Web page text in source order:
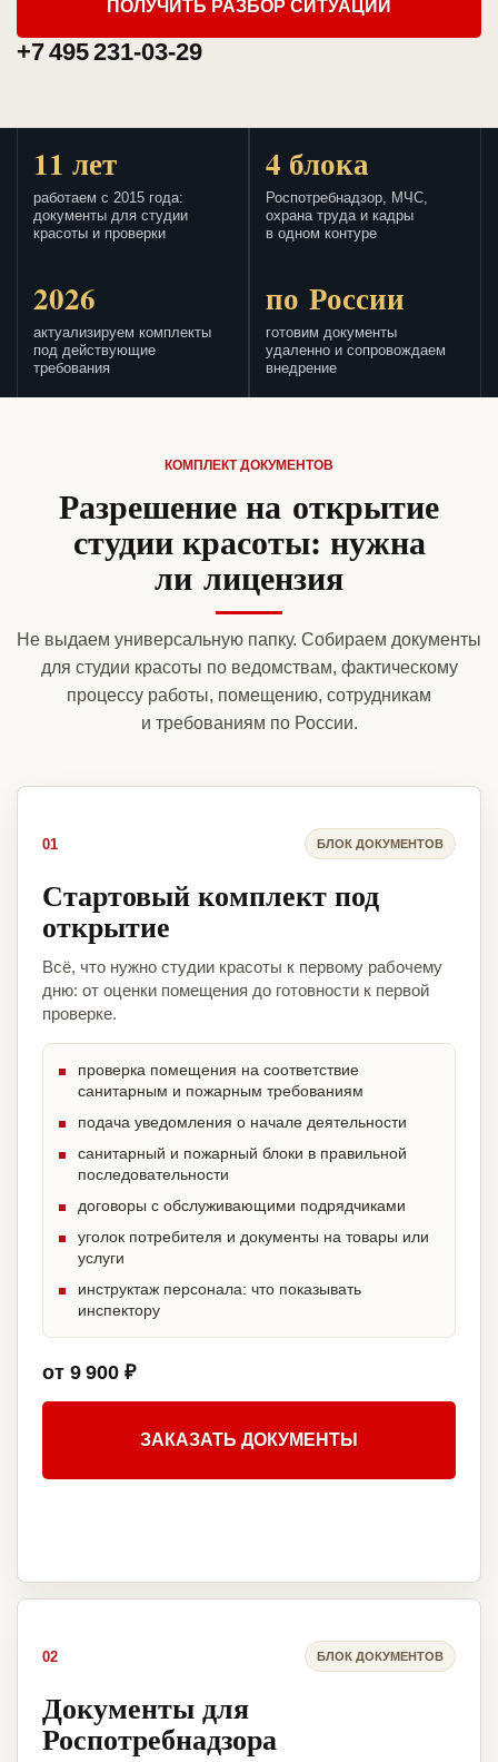
ПОЛУЧИТЬ РАЗБОР СИТУАЦИИ
+7 495 231-03-29
11 лет
работаем с 2015 года:
документы для студии
красоты и проверки
4 блока
Роспотребнадзор, МЧС,
охрана труда и кадры
в одном контуре
2026
актуализируем комплекты
под действующие
требования
по России
готовим документы
удаленно и сопровождаем
внедрение
КОМПЛЕКТ ДОКУМЕНТОВ
Разрешение на открытие
студии красоты: нужна
ли лицензия
Не выдаем универсальную папку. Собираем документы
для студии красоты по ведомствам, фактическому
процессу работы, помещению, сотрудникам
и требованиям по России.
01 БЛОК ДОКУМЕНТОВ
Стартовый комплект под
открытие
Всё, что нужно студии красоты к первому рабочему
дню: от оценки помещения до готовности к первой
проверке.
проверка помещения на соответствие
санитарным и пожарным требованиям
подача уведомления о начале деятельности
санитарный и пожарный блоки в правильной
последовательности
договоры с обслуживающими подрядчиками
уголок потребителя и документы на товары или
услуги
инструктаж персонала: что показывать
инспектору
от 9 900 ₽
ЗАКАЗАТЬ ДОКУМЕНТЫ
02 БЛОК ДОКУМЕНТОВ
Документы для
Роспотребнадзора